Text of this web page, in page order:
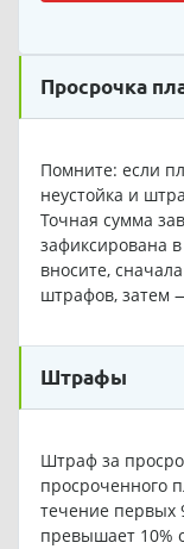
Просрочка
Помните: если
неустойка и
Точная сумма
зафиксирована
вносите,
штрафов, затем
Штрафы
Штраф за
просроченного
течение первых
превышает 10%